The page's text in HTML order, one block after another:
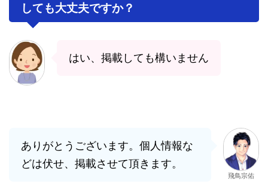
しても大丈夫ですか？
はい、掲載しても構いません
ありがとうございます。個人情報な
どは伏せ、掲載させて頂きます。
飛鳥宗佑